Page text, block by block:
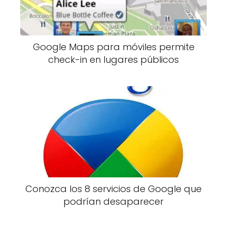
Google Maps para móviles permite
check-in en lugares públicos
Conozca los 8 servicios de Google que
podrían desaparecer